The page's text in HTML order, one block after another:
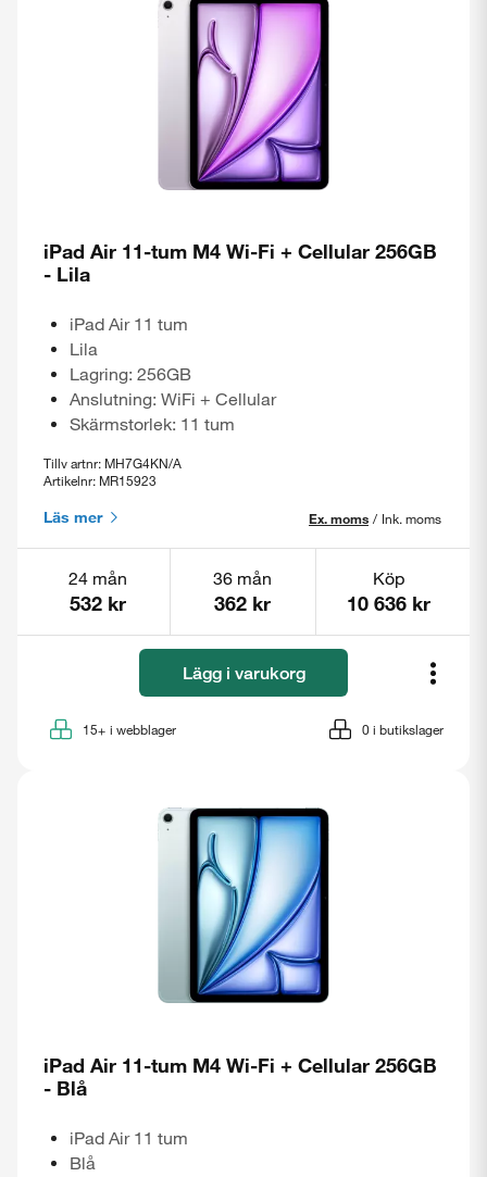
iPad Air 11-tum M4 Wi-Fi + Cellular 256GB
- Lila
iPad Air 11 tum
Lila
Lagring: 256GB
Anslutning: WiFi + Cellular
Skärmstorlek: 11 tum
Tillv artnr: MH7G4KN/A
Artikelnr: MR15923
Läs mer Ex. moms / Ink. moms
24 mån
532 kr
36 mån
362 kr
Köp
10 636 kr
Lägg i varukorg
15+ i webblager 0 i butikslager
iPad Air 11-tum M4 Wi-Fi + Cellular 256GB
- Blå
iPad Air 11 tum
Blå